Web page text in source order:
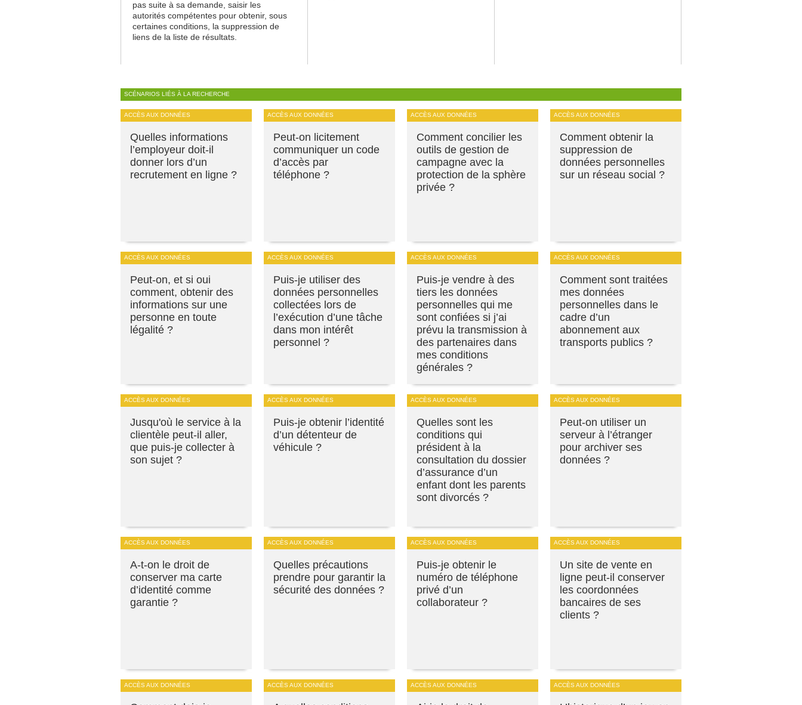
pas suite à sa demande, saisir les
autorités compétentes pour obtenir, sous
certaines conditions, la suppression de
liens de la liste de résultats.
SCÉNARIOS LIÉS À LA RECHERCHE
ACCÈS AUX DONNÉES
Quelles informations
l’employeur doit-il
donner lors d’un
recrutement en ligne ?
ACCÈS AUX DONNÉES
Peut-on licitement
communiquer un code
d’accès par
téléphone ?
ACCÈS AUX DONNÉES
Comment concilier les
outils de gestion de
campagne avec la
protection de la sphère
privée ?
ACCÈS AUX DONNÉES
Comment obtenir la
suppression de
données personnelles
sur un réseau social ?
ACCÈS AUX DONNÉES
Peut-on, et si oui
comment, obtenir des
informations sur une
personne en toute
légalité ?
ACCÈS AUX DONNÉES
Puis-je utiliser des
données personnelles
collectées lors de
l’exécution d’une tâche
dans mon intérêt
personnel ?
ACCÈS AUX DONNÉES
Puis-je vendre à des
tiers les données
personnelles qui me
sont confiées si j’ai
prévu la transmission à
des partenaires dans
mes conditions
générales ?
ACCÈS AUX DONNÉES
Comment sont traitées
mes données
personnelles dans le
cadre d’un
abonnement aux
transports publics ?
ACCÈS AUX DONNÉES
Jusqu'où le service à la
clientèle peut-il aller,
que puis-je collecter à
son sujet ?
ACCÈS AUX DONNÉES
Puis-je obtenir l’identité
d’un détenteur de
véhicule ?
ACCÈS AUX DONNÉES
Quelles sont les
conditions qui
président à la
consultation du dossier
d’assurance d’un
enfant dont les parents
sont divorcés ?
ACCÈS AUX DONNÉES
Peut-on utiliser un
serveur à l’étranger
pour archiver ses
données ?
ACCÈS AUX DONNÉES
A-t-on le droit de
conserver ma carte
d’identité comme
garantie ?
ACCÈS AUX DONNÉES
Quelles précautions
prendre pour garantir la
sécurité des données ?
ACCÈS AUX DONNÉES
Puis-je obtenir le
numéro de téléphone
privé d’un
collaborateur ?
ACCÈS AUX DONNÉES
Un site de vente en
ligne peut-il conserver
les coordonnées
bancaires de ses
clients ?
ACCÈS AUX DONNÉES ACCÈS AUX DONNÉES ACCÈS AUX DONNÉES ACCÈS AUX DONNÉES